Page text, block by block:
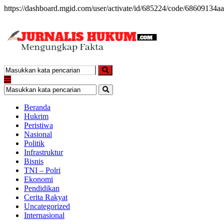
https://dashboard.mgid.com/user/activate/id/685224/code/
Beranda
Hukrim
Peristiwa
Nasional
Politik
Infrastruktur
Bisnis
TNI – Polri
Ekonomi
Pendidikan
Cerita Rakyat
Uncategorized
Internasional